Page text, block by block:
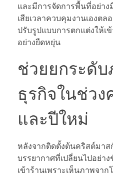
และมีการจัดการพื้นที่อย่าง
เสียเวลาควบคุมงานเองต
ปรับรูปแบบการตกแต่งให้เ
อย่างยืดหยุ่น
ช่วยยกระดั
ธุรกิจในช่ว
และปีใหม่
หลังจากติดตั้งต้นคริสต์มาส
บรรยากาศที่เปลี่ยนไปอย่า
เข้าร้านเพราะเห็นภาพจาก